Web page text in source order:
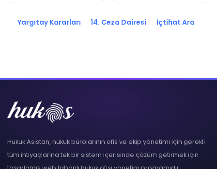
Yargıtay Kararları 14. Ceza Dairesi İçtihat Ara
Hukuk Asistan, hukuk bürolarının ofis ve ekip yönetimi için gerekli
tüm ihtiyaçlarına tek bir sistem içerisinde çözüm getirmek için